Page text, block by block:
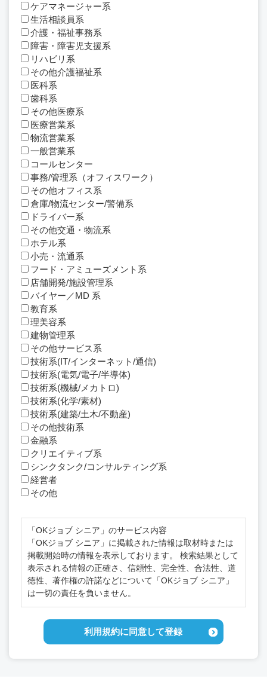
ケアマネージャー系
生活相談員系
介護・福祉事務系
障害・障害児支援系
リハビリ系
その他介護福祉系
医科系
歯科系
その他医療系
医療営業系
物流営業系
一般営業系
コールセンター
事務/管理系（オフィスワーク）
その他オフィス系
倉庫/物流センター/警備系
ドライバー系
その他交通・物流系
ホテル系
小売・流通系
フード・アミューズメント系
店舗開発/施設管理系
バイヤー／MD 系
教育系
理美容系
建物管理系
その他サービス系
技術系(IT/インターネット/通信)
技術系(電気/電子/半導体)
技術系(機械/メカトロ)
技術系(化学/素材)
技術系(建築/土木/不動産)
その他技術系
金融系
クリエイティブ系
シンクタンク/コンサルティング系
経営者
その他
「OKジョブ シニア」のサービス内容
「OKジョブ シニア」に掲載された情報は取材時または
掲載開始時の情報を表示しております。 検索結果として
表示される情報の正確さ、信頼性、完全性、合法性、道
徳性、著作権の許諾などについて「OKジョブ シニア」
は一切の責任を負いません。
利用規約の範囲
「OKジョブ シニア」の利用者は「OKジョブ シニア」の
利用に関して適用される、以下の利用規約を承認するも
利用規約に同意して登録